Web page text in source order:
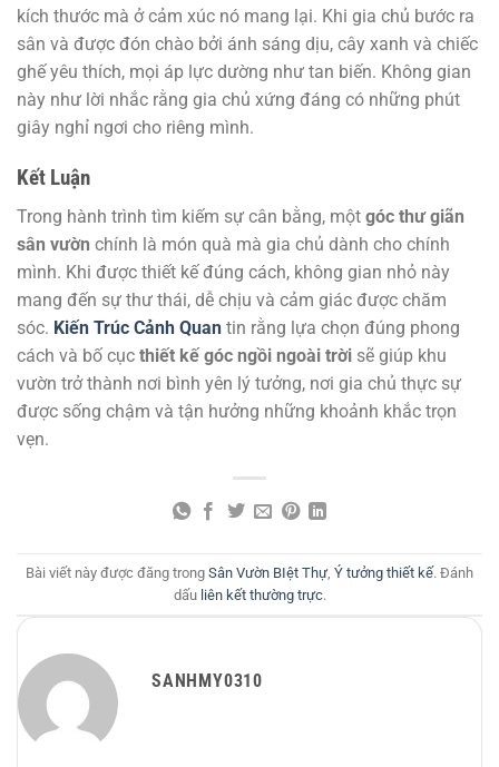
kích thước mà ở cảm xúc nó mang lại. Khi gia chủ bước ra
sân và được đón chào bởi ánh sáng dịu, cây xanh và chiếc
ghế yêu thích, mọi áp lực dường như tan biến. Không gian
này như lời nhắc rằng gia chủ xứng đáng có những phút
giây nghỉ ngơi cho riêng mình.
Kết Luận
Trong hành trình tìm kiếm sự cân bằng, một góc thư giãn
sân vườn chính là món quà mà gia chủ dành cho chính
mình. Khi được thiết kế đúng cách, không gian nhỏ này
mang đến sự thư thái, dễ chịu và cảm giác được chăm
sóc. Kiến Trúc Cảnh Quan tin rằng lựa chọn đúng phong
cách và bố cục thiết kế góc ngồi ngoài trời sẽ giúp khu
vườn trở thành nơi bình yên lý tưởng, nơi gia chủ thực sự
được sống chậm và tận hưởng những khoảnh khắc trọn
vẹn.
Bài viết này được đăng trong Sân Vườn BIệt Thự, Ý tưởng thiết kế. Đánh
dấu liên kết thường trực.
SANHMY0310